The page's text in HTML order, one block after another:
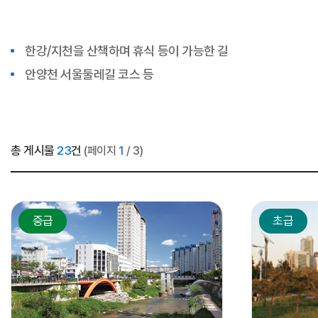
한강/지천을 산책하며 휴식 등이 가능한 길
안양천 서울둘레길 코스 등
총 게시물 23건 (페이지 1 / 3)
중급 초급